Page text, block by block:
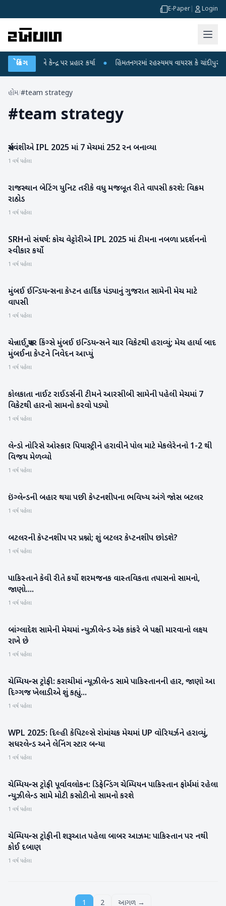
E-Paper Login
બ્રેકિંગ
ગાંધીએ કેન્દ્ર પર પ્રહાર કર્યા ● હિંમતનગરમાં રહસ્યમય વાયરસ કે ચાંદીપુરા? 6
હોમ/#team strategy
#team strategy
રમતગમત
સૂર્યવંશીએ IPL 2025 માં 7 મેચમાં 252 રન બનાવ્યા
1 વર્ષ પહેલા
રમતગમત
રાજસ્થાન બેટિંગ યુનિટ તરીકે વધુ મજબૂત રીતે વાપસી કરશે: વિક્રમ
રાઠોડ
1 વર્ષ પહેલા
રમતગમત
SRHનો સંઘર્ષ: કોચ વેટ્ટોરીએ IPL 2025 માં ટીમના નબળા પ્રદર્શનનો
સ્વીકાર કર્યો
1 વર્ષ પહેલા
રમતગમત
મુંબઈ ઈન્ડિયન્સના કેપ્ટન હાર્દિક પંડ્યાનું ગુજરાત સામેની મેચ માટે
વાપસી
1 વર્ષ પહેલા
રમતગમત
ચેન્નાઈ સુપર કિંગ્સે મુંબઈ ઇન્ડિયન્સને ચાર વિકેટથી હરાવ્યું; મેચ હાર્યા બાદ
મુંબઈના કેપ્ટને નિવેદન આપ્યું
1 વર્ષ પહેલા
રમતગમત
કોલકાતા નાઈટ રાઈડર્સની ટીમને આરસીબી સામેની પહેલી મેચમાં 7
વિકેટથી હારનો સામનો કરવો પડ્યો
1 વર્ષ પહેલા
રમતગમત
લેન્ડો નોરિસે ઓસ્કાર પિયાસ્ટ્રીને હરાવીને પોલ માટે મેકલેરેનનો 1-2 થી
વિજય મેળવ્યો
1 વર્ષ પહેલા
રમતગમત
ઇંગ્લેન્ડની બહાર થયા પછી કેપ્ટનશીપના ભવિષ્ય અંગે જોસ બટલર
1 વર્ષ પહેલા
રમતગમત
બટલરની કેપ્ટનશીપ પર પ્રશ્નો; શું બટલર કેપ્ટનશીપ છોડશે?
1 વર્ષ પહેલા
રમતગમત
પાકિસ્તાને કેવી રીતે કર્યો શરમજનક વાસ્તવિકતા તપાસનો સામનો,
જાણો....
1 વર્ષ પહેલા
રમતગમત
બાંગ્લાદેશ સામેની મેચમાં ન્યુઝીલેન્ડ એક કાંકરે બે પક્ષી મારવાનો લક્ષ્ય
રાખે છે
1 વર્ષ પહેલા
રમતગમત
ચેમ્પિયન્સ ટ્રોફી: કરાચીમાં ન્યૂઝીલેન્ડ સામે પાકિસ્તાનની હાર, જાણો આ
દિગ્ગજ ખેલાડીએ શું કહ્યું...
1 વર્ષ પહેલા
રમતગમત
WPL 2025: દિલ્હી કેપિટલ્સે રોમાંચક મેચમાં UP વોરિયર્ઝને હરાવ્યું,
સધરલેન્ડ અને લેનિંગ સ્ટાર બન્યા
1 વર્ષ પહેલા
રમતગમત
ચેમ્પિયન્સ ટ્રોફી પૂર્વાવલોકન: ડિફેન્ડિંગ ચેમ્પિયન પાકિસ્તાન ફોર્મમાં રહેલા
ન્યુઝીલેન્ડ સામે મોટી કસોટીનો સામનો કરશે
1 વર્ષ પહેલા
રમતગમત
ચેમ્પિયન્સ ટ્રોફીની શરૂઆત પહેલા બાબર આઝમ: પાકિસ્તાન પર નથી
કોઈ દબાણ
1 વર્ષ પહેલા
1 2 આગળ →